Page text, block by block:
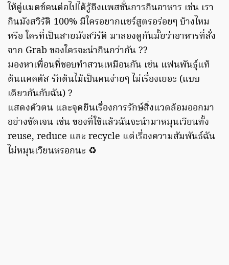
ให้คู่แมตช์คนต่อไปได้รู้ถึงแพสชั่นการกินอาหาร เช่น เรา
กินมังสวิรัติ 100% มีใครอยากแชร์สูตรอร่อยๆ บ้างไหม
หรือ ใครที่เป็นสายมังสวิรัติ มาลองดูกันมั้ยว่าอาหารที่สั่ง
จาก Grab ของใครจะน่ากินกว่ากัน ??
มองหาเพื่อนที่ชอบทำสวนเหมือนกัน เช่น แฟนพันธุ์แท้
ต้นแคคตัส รักต้นไม้เป็นคนง่ายๆ ไม่เรื่องเยอะ (แบบ
เดียวกันกับฉัน) ?
แสดงตัวตน และจุดยืนเรื่องการรักษ์สิ่งแวดล้อมออกมา
อย่างชัดเจน เช่น ของที่ใช้แล้วฉันจะนำมาหมุนเวียนทั้ง
reuse, reduce และ recycle แต่เรื่องความสัมพันธ์ฉัน
ไม่หมุนเวียนหรอกนะ ♻